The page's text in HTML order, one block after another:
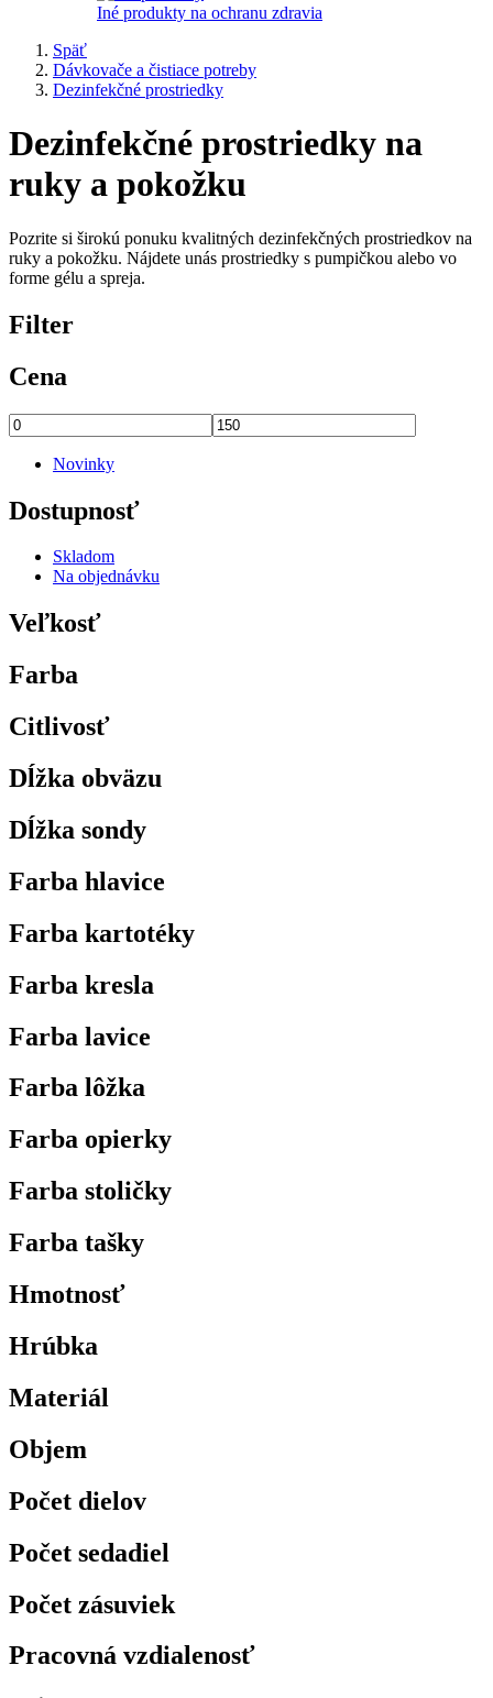
Iné produkty na ochranu zdravia
Späť
Dávkovače a čistiace potreby
Dezinfekčné prostriedky
Dezinfekčné prostriedky na
ruky a pokožku
Pozrite si širokú ponuku kvalitných dezinfekčných prostriedkov na
ruky a pokožku. Nájdete unás prostriedky s pumpičkou alebo vo
forme gélu a spreja.
Filter
Cena
Novinky
Dostupnosť
Skladom
Na objednávku
Veľkosť
Farba
Citlivosť
Dĺžka obväzu
Dĺžka sondy
Farba hlavice
Farba kartotéky
Farba kresla
Farba lavice
Farba lôžka
Farba opierky
Farba stoličky
Farba tašky
Hmotnosť
Hrúbka
Materiál
Objem
Počet dielov
Počet sedadiel
Počet zásuviek
Pracovná vzdialenosť